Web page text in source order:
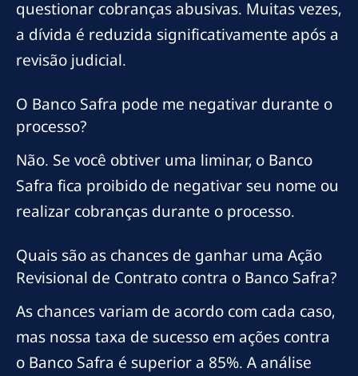
questionar cobranças abusivas. Muitas vezes,
a dívida é reduzida significativamente após a
revisão judicial.
O Banco Safra pode me negativar durante o
processo?
Não. Se você obtiver uma liminar, o Banco
Safra fica proibido de negativar seu nome ou
realizar cobranças durante o processo.
Quais são as chances de ganhar uma Ação
Revisional de Contrato contra o Banco Safra?
As chances variam de acordo com cada caso,
mas nossa taxa de sucesso em ações contra
o Banco Safra é superior a 85%. A análise